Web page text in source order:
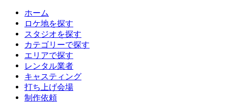
ホーム
ロケ地を探す
スタジオを探す
カテゴリーで探す
エリアで探す
レンタル業者
キャスティング
打ち上げ会場
制作依頼